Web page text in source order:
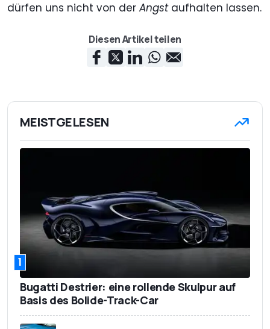
dürfen uns nicht von der Angstaufhalten lassen.
Diesen Artikel teilen
MEISTGELESEN
1
Bugatti Destrier: eine rollende Skulpur auf
Basis des Bolide-Track-Car